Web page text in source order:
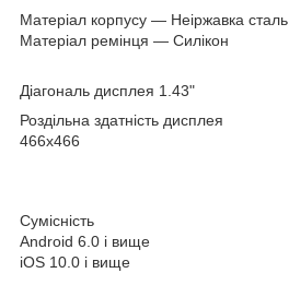
Матеріал корпусу — Неіржавка сталь
Матеріал ремінця — Силікон
Діагональ дисплея 1.43"
Роздільна здатність дисплея
466x466
Сумісність
Android 6.0 і вище
iOS 10.0 і вище